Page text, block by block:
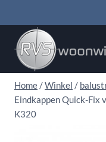
naar
inhoud
Home /Winkel /
Eindkappen Quick-Fix
K320